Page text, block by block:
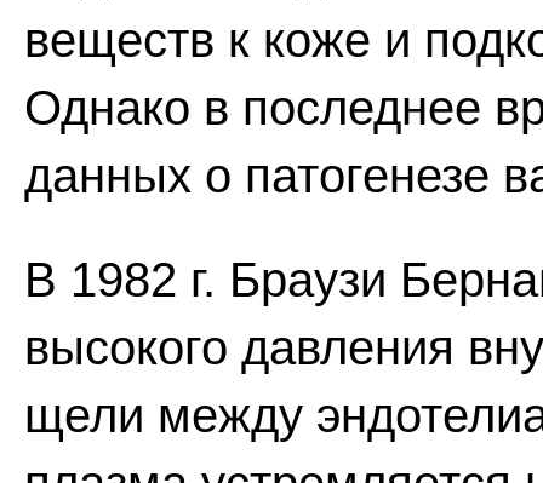
веществ к коже и
Однако в последнее
данных о патогенезе
В 1982 г. Браузи
высокого давления
щели между